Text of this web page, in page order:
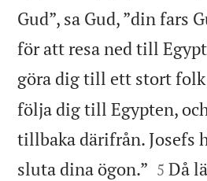
Gud”, sa Gud, ”din fars
för att resa ned till
göra dig till ett stort folk
följa dig till Egypten,
tillbaka därifrån. Josefs
sluta dina ögon.” 

5 Då